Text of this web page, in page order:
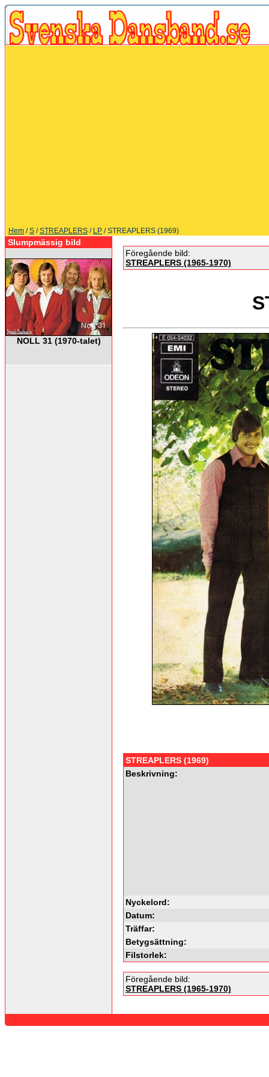
Hem /S /STREAPLERS / LP / STREAPLERS (1969)
Slumpmässig bild
NOLL 31 (1970-talet)
Föregående bild:
STREAPLERS (1965-1970)
STREAPLERS (1969)
Beskrivning:
Nyckelord:
Datum:
Träffar:
Betygsättning:
Filstorlek:
Föregående bild:
STREAPLERS (1965-1970)